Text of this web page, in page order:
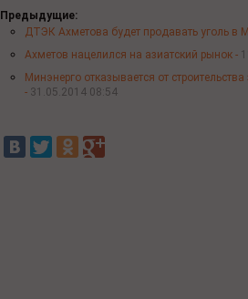
Предыдущие:
ДТЭК Ахметова будет продавать уголь в
Ахметов нацелился на азиатский рынок -
Минэнерго отказывается от
- 31.05.2014 08:54